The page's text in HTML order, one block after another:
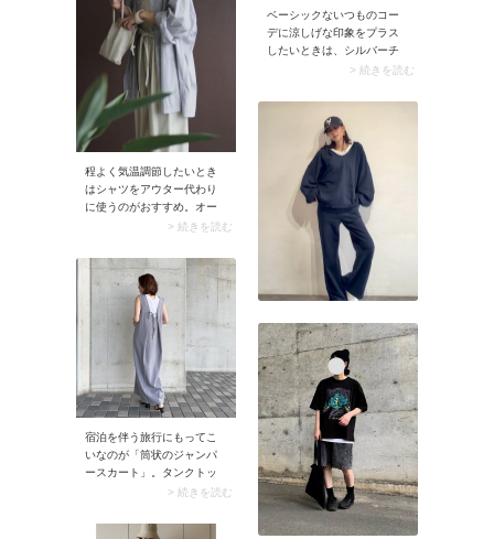
でチャレンジしてみるのも
楽しいかもしれません♪▼ 着
用アイテムと同じ商品をチ
ェックする（AD） ※価格、
送料、その他については、
商品のサイズや色等によっ
て異なる場合があります
GeeRA（ジーラ）オーバー
サイズベーシックルーズシ
ャツ【公式】ZOZOTOWNで
見る楽天市場で見る▼
GeeRA（ジーラ）で人気の
アイテム（AD） ※価格、送
料、その他については、商
異なる場合があります
GeeRA（ジーラ）【U.S.
POLO ASSN.】フレンチス
リーブシャツ【公式】
ZOZOTOWNで見る楽天市場
で見るGeeRA（ジーラ）フ
レアー袖バンドカラーブラ
ウス【公式】ZOZOTOWNで
見る楽天市場で見る →
GeeRA（ジーラ）の
ZOZOTOWNページへ行く
（AD）
ベーシックないつものコー
デに涼しげな印象をプラス
したいときは、シルバーチ
ェーンネックレスが最適。
いボリューム感＆長さのシ
ルバーネックレス。やや厚
みのあるカットソーに合わ
せてもバランスよく決まる
のが魅力です。
> 続きを読む
程よく気温調節したいとき
はシャツをアウター代わり
に使うのがおすすめ。オー
バーサイズシルエットを選
すっぽりカバーできます。
薄手素材かつ丈感が長すぎ
ないためコンパクトに畳
め、荷物になりにくいのも
メリット。
> 続きを読む
宿泊を伴う旅行にもってこ
いなのが「筒状のジャンパ
ースカート」。タンクトッ
プやTシャツなどトップスを
わるので、少ない服で着回
> 続きを読む